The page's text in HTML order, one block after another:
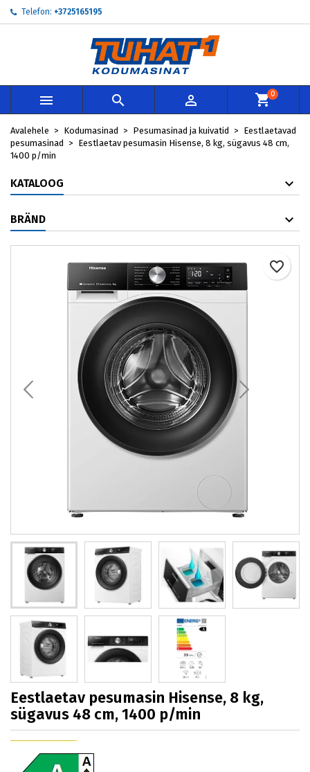
Telefon: +3725165195
   0
Avalehele Kodumasinad Pesumasinad ja kuivatid
Eestlaetavad
pesumasinad
Eestlaetav pesumasin Hisense, 8 kg, sügavus 48 cm,
1400 p/min
KATALOOG
BRÄND
Eestlaetav pesumasin Hisense, 8 kg,
sügavus 48 cm, 1400 p/min
favorite_border
My wishlists ×
Create new list
Loo soovinimekiri ×
Soovinimekirja nimi
Loobu Loo soovinimekiri
Sisene ×
Te peate olema sisselogitud, et tooteid soovinimekirja